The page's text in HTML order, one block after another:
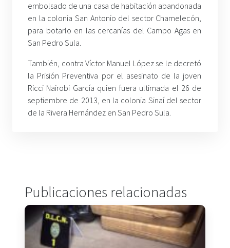
embolsado de una casa de habitación abandonada
en la colonia San Antonio del sector Chamelecón,
para botarlo en las cercanías del Campo Agas en
San Pedro Sula.
También, contra Víctor Manuel López se le decretó
la Prisión Preventiva por el asesinato de la joven
Ricci Nairobi García quien fuera ultimada el 26 de
septiembre de 2013, en la colonia Sinaí del sector
de la Rivera Hernández en San Pedro Sula.
Publicaciones relacionadas